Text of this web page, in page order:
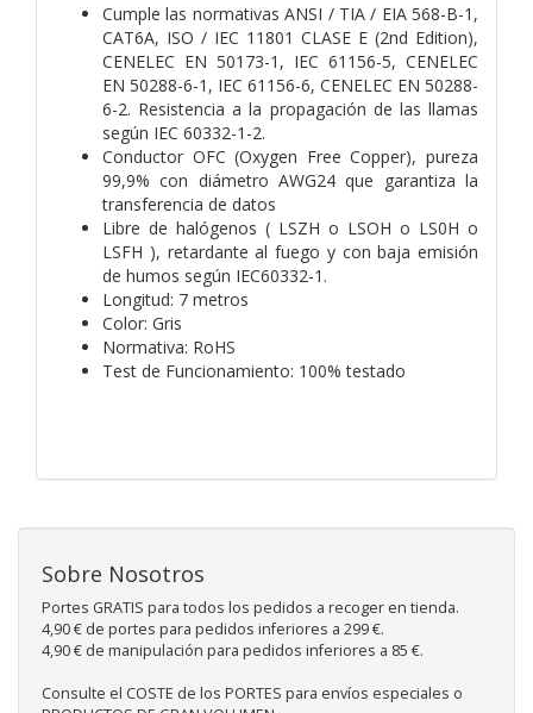
Cumple las normativas ANSI / TIA / EIA 568-B-1,
CAT6A, ISO / IEC 11801 CLASE E (2nd Edition),
CENELEC EN 50173-1, IEC 61156-5, CENELEC
EN 50288-6-1, IEC 61156-6, CENELEC EN 50288-
6-2. Resistencia a la propagación de las llamas
según IEC 60332-1-2.
Conductor OFC (Oxygen Free Copper), pureza
99,9% con diámetro AWG24 que garantiza la
transferencia de datos
Libre de halógenos ( LSZH o LSOH o LS0H o
LSFH ), retardante al fuego y con baja emisión
de humos según IEC60332-1.
Longitud: 7 metros
Color: Gris
Normativa: RoHS
Test de Funcionamiento: 100% testado
Sobre Nosotros
Portes GRATIS para todos los pedidos a recoger en tienda.
4,90 € de portes para pedidos inferiores a 299 €.
4,90 € de manipulación para pedidos inferiores a 85 €.
Consulte el COSTE de los PORTES para envíos especiales o